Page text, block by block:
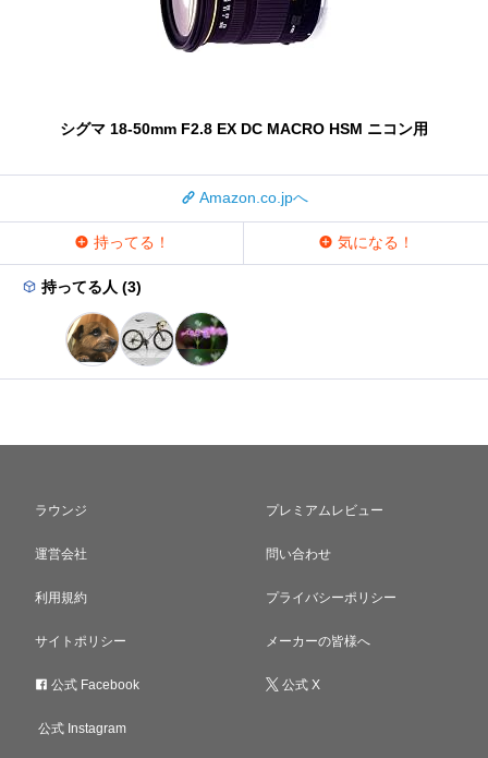
シグマ 18-50mm F2.8 EX DC MACRO HSM ニコン用
Amazon.co.jpへ
持ってる！ 気になる！
持ってる人 (3)
ラウンジ プレミアムレビュー
運営会社 問い合わせ
利用規約 プライバシーポリシー
サイトポリシー メーカーの皆様へ
公式 Facebook 公式 X
公式 Instagram